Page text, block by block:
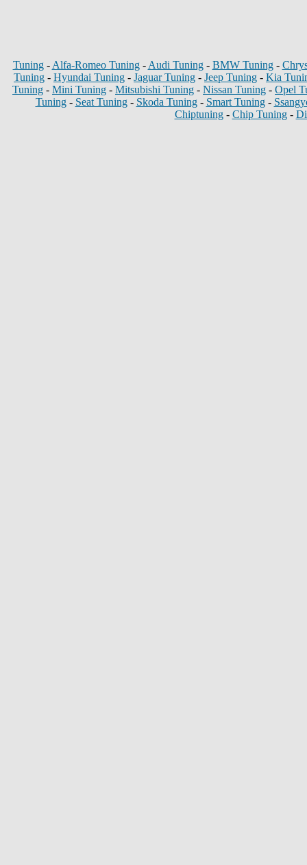
Tuning- Alfa-Romeo Tuning- Audi Tuning- BMW Tuning-
Tuning - Hyundai Tuning - Jaguar Tuning - Jeep Tuning - Kia
Tuning - Mini Tuning - Mitsubishi Tuning - Nissan Tuning - Opel
Tuning- Seat Tuning- Skoda Tuning- Smart Tuning-
Chiptuning- Chip Tuning-